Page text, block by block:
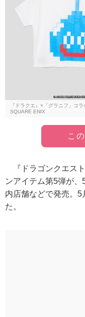
『ドラクエ』×「グラニフ」コ
SQUARE ENIX
こ
『ドラゴンクエス
ンアイテム第5弾が
内店舗などで発売。
た。